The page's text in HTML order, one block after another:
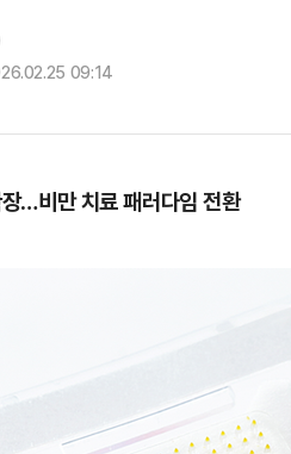
09:14
…비만 치료 패러다임 전환